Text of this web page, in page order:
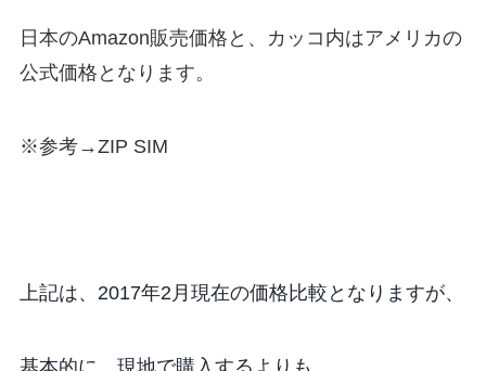
日本のAmazon販売価格と、カッコ内はアメリカの
公式価格となります。
※参考→ZIP SIM
上記は、2017年2月現在の価格比較となりますが、